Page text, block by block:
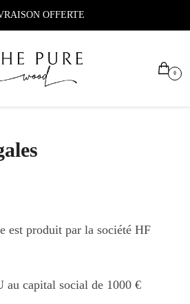
OFFERTE
0
est produit par la société HF
au capital social de 1000 €